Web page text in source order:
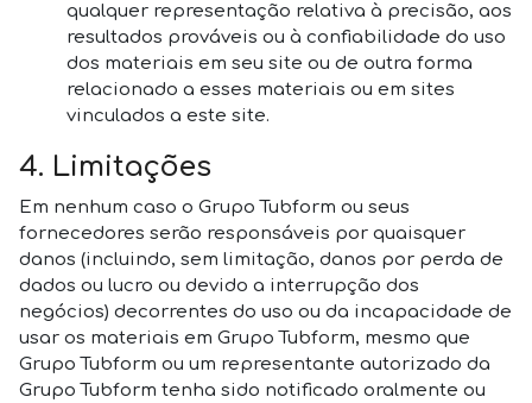
qualquer representação relativa à precisão, aos
resultados prováveis ​​ou à confiabilidade do uso
dos materiais em seu site ou de outra forma
relacionado a esses materiais ou em sites
vinculados a este site.
4. Limitações
Em nenhum caso o Grupo Tubform ou seus
fornecedores serão responsáveis ​​por quaisquer
danos (incluindo, sem limitação, danos por perda de
dados ou lucro ou devido a interrupção dos
negócios) decorrentes do uso ou da incapacidade de
usar os materiais em Grupo Tubform, mesmo que
Grupo Tubform ou um representante autorizado da
Grupo Tubform tenha sido notificado oralmente ou